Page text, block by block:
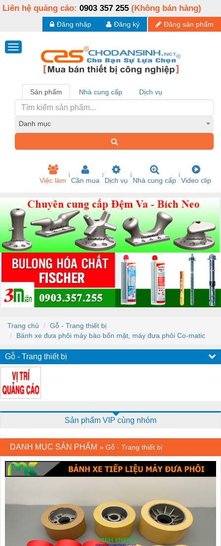
Liên hệ quảng cáo: 0903 357 255 (Không bán hàng)
Đăng sản phẩm
Đăng ký
Đăng nhập
Sản phẩm Nhà cung cấp Dịch vụ
Danh mục
Việc làm Cần mua Dịch vụ Nhà cung cấp Video clip
Trang chủ
Gỗ - Trang thiết bị
Bánh xe đưa phôi máy bào bốn mặt, máy đưa phôi Co-matic
Gỗ - Trang thiết bị
Sản phẩm VIP cùng nhóm
DANH MỤC SẢN PHẨM » Gỗ - Trang thiết bị